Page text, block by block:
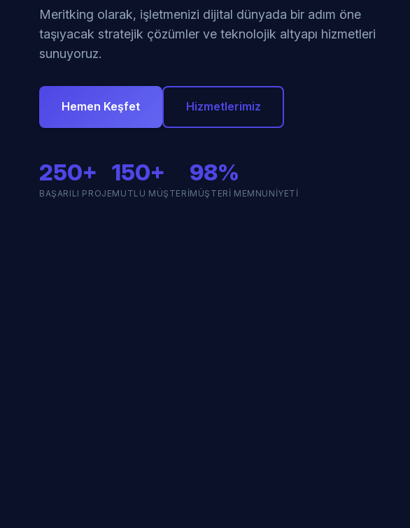
Meritking olarak, işletmenizi dijital dünyada bir adım öne
taşıyacak stratejik çözümler ve teknolojik altyapı hizmetleri
sunuyoruz.
Hemen Keşfet Hizmetlerimiz
250+
BAŞARILI PROJE
150+
MUTLU MÜŞTERI
98%
MÜŞTERI MEMNUNIYETI